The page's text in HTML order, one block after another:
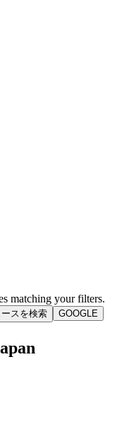
matching your filters.
ースを検索 GOOGLE